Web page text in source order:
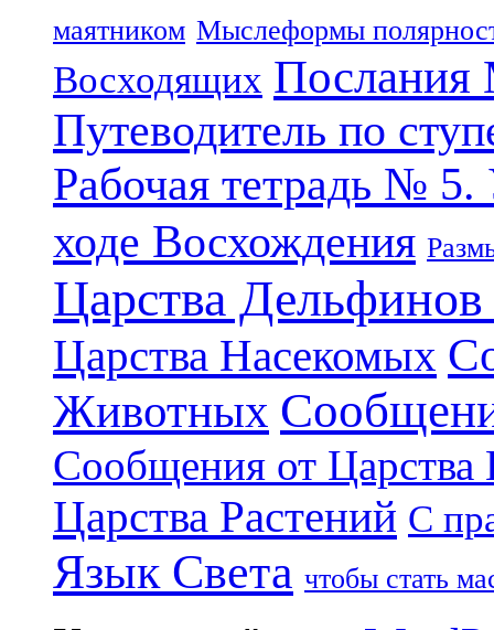
маятником Мыслеформы
Восходящих Послания
Путеводитель по
Рабочая тетрадь №
ходе Восхождения
Царства
Царства Насекомых
Животных
Сообщения от Царства
Царства Растений С
Язык Света чтобы стать